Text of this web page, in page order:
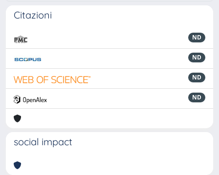
Citazioni
ND
ND
ND
ND
social impact